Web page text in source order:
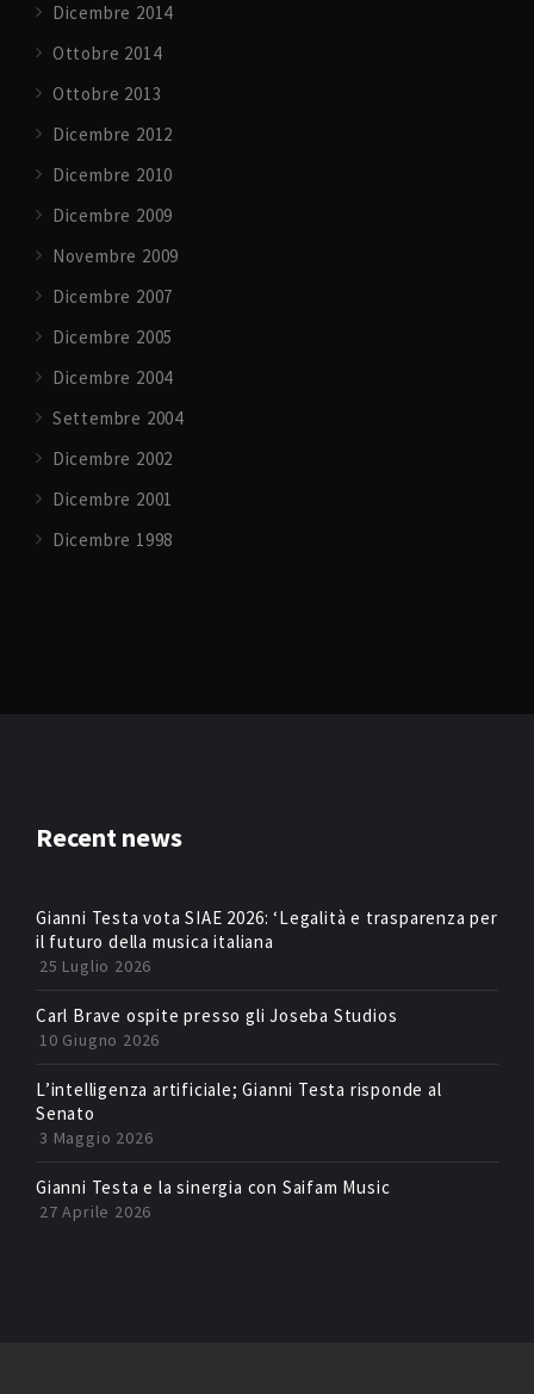
Dicembre 2014
Ottobre 2014
Ottobre 2013
Dicembre 2012
Dicembre 2010
Dicembre 2009
Novembre 2009
Dicembre 2007
Dicembre 2005
Dicembre 2004
Settembre 2004
Dicembre 2002
Dicembre 2001
Dicembre 1998
Recent news
Gianni Testa vota SIAE 2026: ‘Legalità e trasparenza per
il futuro della musica italiana
25 Luglio 2026
Carl Brave ospite presso gli Joseba Studios
10 Giugno 2026
L’intelligenza artificiale; Gianni Testa risponde al
Senato
3 Maggio 2026
Gianni Testa e la sinergia con Saifam Music
27 Aprile 2026